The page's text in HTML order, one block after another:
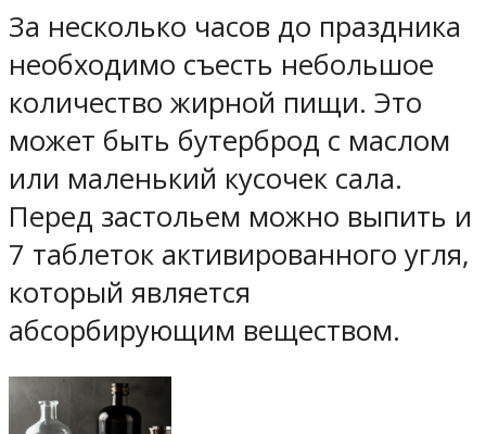
За несколько часов до праздника
необходимо съесть небольшое
количество жирной пищи. Это
может быть бутерброд с маслом
или маленький кусочек сала.
Перед застольем можно выпить и
7 таблеток активированного угля,
который является
абсорбирующим веществом.